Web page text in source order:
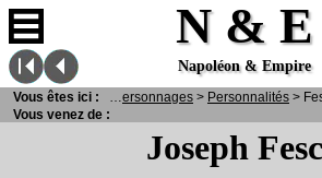
N & E
Napoléon & Empire
Joseph
Vous êtes ici :
N & E Personnages > Personnalités >
Vous venez de :